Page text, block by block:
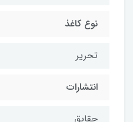
نوع کاغذ
تحریر
انتشارات
حقایق